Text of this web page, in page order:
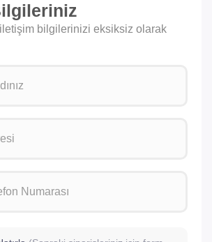
bilgilerinizi eksiksiz olarak